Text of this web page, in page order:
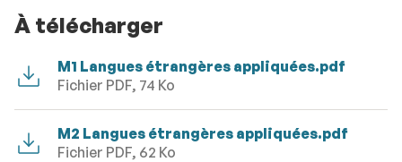
À télécharger
M1 Langues étrangères appliquées.pdf
Fichier PDF, 74 Ko
M2 Langues étrangères appliquées.pdf
Fichier PDF, 62 Ko